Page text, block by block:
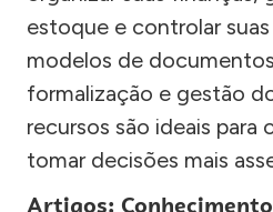
estoque e controlar
modelos de
formalização e gestão
recursos são ideais para
tomar decisões mais
Artigos: